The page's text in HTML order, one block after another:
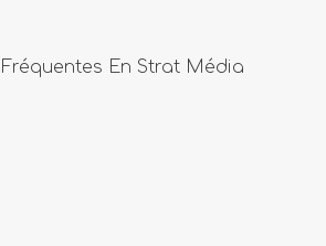
En Strat Média